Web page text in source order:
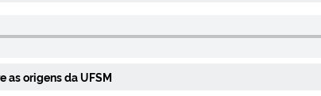
as origens da UFSM